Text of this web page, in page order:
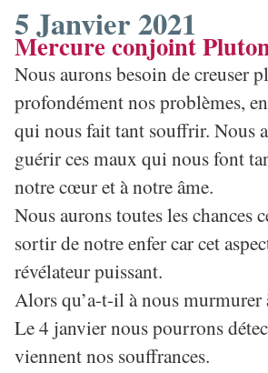
5 Janvier 2021
Mercure conjoint
Nous aurons besoin de creuser
profondément nos problèmes,
qui nous fait tant souffrir. Nous
guérir ces maux qui nous font
notre cœur et à notre âme.
Nous aurons toutes les chances
sortir de notre enfer car cet
révélateur puissant.
Alors qu’a-t-il à nous murmurer
Le 4 janvier nous pourrons
viennent nos souffrances.